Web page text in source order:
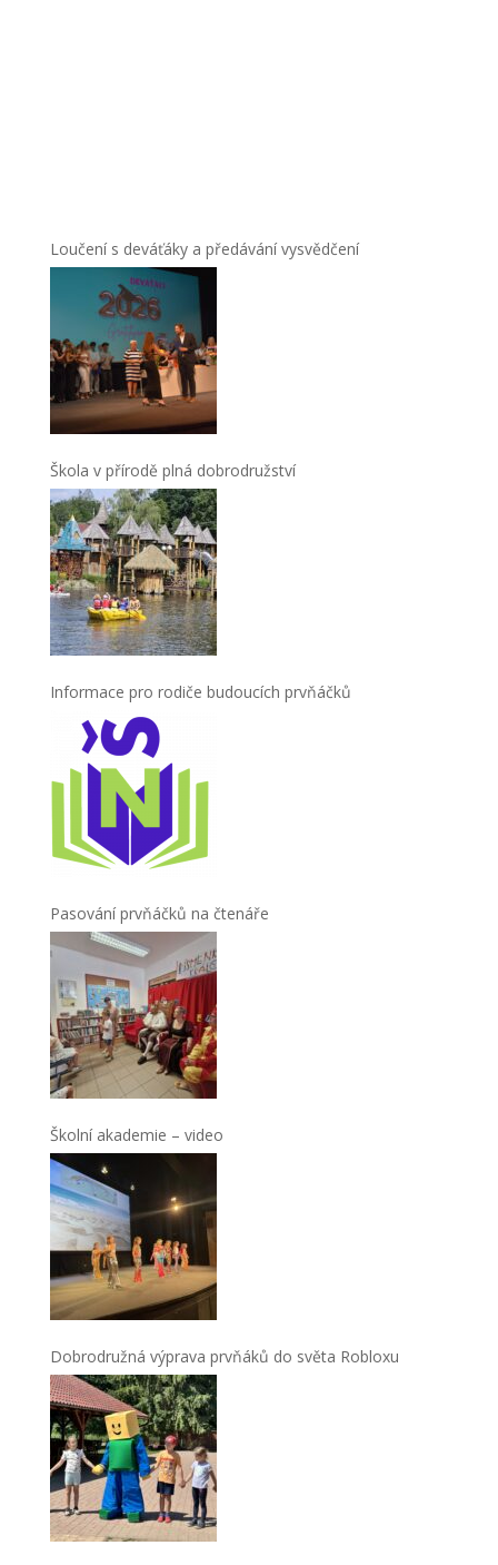
Loučení s deváťáky a předávání vysvědčení
Škola v přírodě plná dobrodružství
Informace pro rodiče budoucích prvňáčků
Pasování prvňáčků na čtenáře
Školní akademie – video
Dobrodružná výprava prvňáků do světa Robloxu